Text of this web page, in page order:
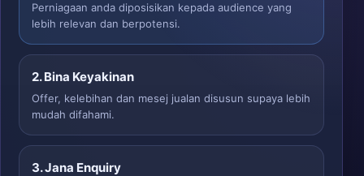
Perniagaan anda diposisikan kepada audience yang
lebih relevan dan berpotensi.
2. Bina Keyakinan
Offer, kelebihan dan mesej jualan disusun supaya lebih
mudah difahami.
3. Jana Enquiry